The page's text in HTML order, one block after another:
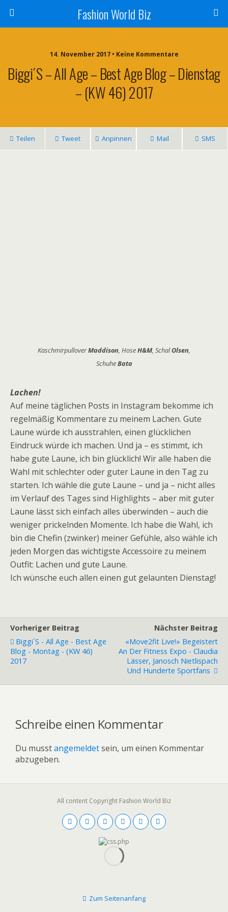
Fashion World Biz
14. November 2017 • Keine Kommentare
Biggi´s – All Age – Best Age Blog – Dienstag
– (KW 46) 2017
Teilen Tweet Anpinnen Mail SMS
KaschmirpulloverMaddison, HoseH&M, SchalOlsen,
SchuheBata
Lachen!
Auf meine täglichen Posts in Instagram bekomme ich
regelmäßig Kommentare zu meinem Lachen. Gute
Laune würde ich ausstrahlen, einen glücklichen
Eindruck würde ich machen. Und ja – es stimmt, ich
habe gute Laune, ich bin glücklich! Wir alle haben die
Wahl mit schlechter oder guter Laune in den Tag zu
starten. Ich wähle die gute Laune – und ja – nicht alles
im Verlauf des Tages sind Highlights – aber mit guter
Laune lässt sich einfach alles überwinden – auch die
weniger prickelnden Momente. Ich habe die Wahl, ich
bin die Chefin (zwinker) meiner Gefühle, also wähle ich
jeden Morgen das wichtigste Accessoire zu meinem
Outfit: Lachen und gute Laune.
Ich wünsche euch allen einen gut gelaunten Dienstag!
Vorheriger Beitrag
Biggi´s - All Age - Best Age
Blog - Montag - (KW 46)
2017
Nächster Beitrag
«move2fit Live!» Begeistert
An Der Fitness Expo - Claudia
Lässer, Janosch Nietlispach
Und Hunderte Sportfans
Schreibe einen Kommentar
Du musstangemeldetsein, um einen Kommentar
abzugeben.
All content Copyright Fashion World Biz
Zum Seitenanfang